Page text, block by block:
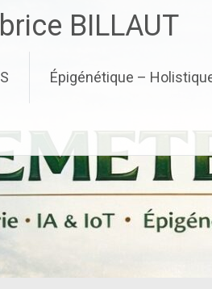
BILLAUT
Épigénétique –